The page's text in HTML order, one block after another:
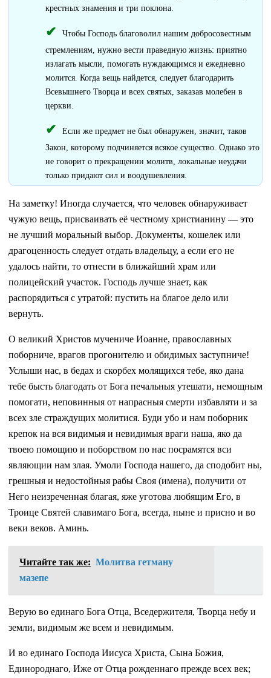
крестных знамения и три поклона.
Чтобы Господь благоволил нашим добросовестным
стремлениям, нужно вести праведную жизнь: приятно
излагать мысли, помогать нуждающимся и ежедневно
молится. Когда вещь найдется, следует благодарить
Всевышнего Творца и всех святых, заказав молебен в
церкви.
Если же предмет не был обнаружен, значит, таков
Закон, которому подчиняется всякое существо. Однако это
не говорит о прекращении молитв, локальные неудачи
только придают сил и воодушевления.
На заметку! Иногда случается, что человек обнаруживает
чужую вещь, присваивать её честному христианину — это
не лучший моральный выбор. Документы, кошелек или
драгоценность следует отдать владельцу, а если его не
удалось найти, то отнести в ближайший храм или
полицейский участок. Господь лучше знает, как
распорядиться с утратой: пустить на благое дело или
вернуть.
О великий Христов мучениче Иоанне, православных
поборниче, врагов прогонителю и обидимых заступниче!
Услыши нас, в бедах и скорбех молящихся тебе, яко дана
тебе бысть благодать от Бога печальныя утешати, немощным
помогати, неповинныя от напрасныя смерти избавляти и за
всех зле страждущих молитися. Буди убо и нам поборник
крепок на вся видимыя и невидимыя враги наша, яко да
твоею помощию и поборством по нас посрамятся вси
являющии нам злая. Умоли Господа нашего, да сподобит ны,
грешныя и недостойныя рабы Своя (имена), получити от
Него неизреченная благая, яже уготова любящим Его, в
Троице Святей славимаго Бога, всегда, ныне и присно и во
веки веков. Аминь.
Читайте так же: Молитва гетману
мазепе
Верую во единаго Бога Отца, Вседержителя, Творца небу и
земли, видимым же всем и невидимым.
И во единаго Господа Иисуса Христа, Сына Божия,
Единороднаго, Иже от Отца рожденнаго прежде всех век;